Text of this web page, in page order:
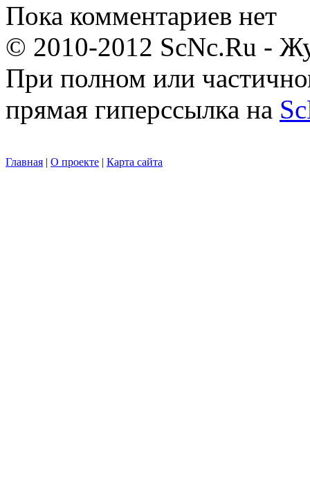
Пока комментариев нет
© 2010-2012 ScNc.Ru -
При полном или
прямая гиперссылка на
Главная | О проекте | Карта сайта